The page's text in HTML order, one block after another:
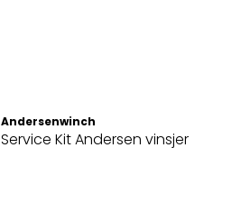
Andersenwinch
Service Kit Andersen vinsjer